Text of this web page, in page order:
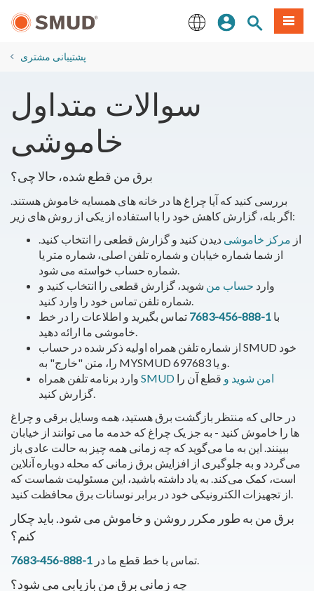
اصلی
ورودسایتمنو
پشتیبانی مشتری
​سوالات متداول
خاموشی
برق من قطع شده، حالا چی؟
بررسی کنید که آیا چراغ ها در خانه های همسایه خاموش هستند.
اگر بله، گزارش کاهش خود را با استفاده از یکی از روش های زیر:
از مرکز خاموشی دیدن کنید و گزارش قطعی را انتخاب کنید.
از شما شماره خیابان و شماره تلفن اصلی، شماره متر یا
شماره حساب خواسته می شود.
وارد حساب من شوید، گزارش قطعی را انتخاب کنید و
شماره تلفن تماس خود را وارد کنید.
با 1-888-456-7683
تماس بگیرید و اطلاعات را در خط
خاموشی ما ارائه دهید.
از شماره تلفن همراه اولیه ذکر شده در حساب SMUD خود
را، متن "خارج" به MYSMUD و یا 697683.
SMUD امن شوید و قطع آن را
گزارش کنید.
در حالی که منتظر بازگشت برق هستید، همه وسایل برقی و چراغ
ها را خاموش کنید - به جز یک چراغ که خدمه ما می توانند از خیابان
ببینند. این به ما می‌گوید که چه زمانی همه چیز به حالت عادی باز
می‌گردد و به جلوگیری از افزایش برق زمانی که محله دوباره آنلاین
است، کمک می‌کند. به یاد داشته باشید، این مسئولیت شماست که
از تجهیزات الکترونیکی خود در برابر نوسانات برق محافظت کنید.
برق من به طور مکرر روشن و خاموش می شود. باید چکار
کنم؟
تماس با خط قطع ما در 1-888-456-7683 .
چه زمانی برق من بازیابی می شود؟